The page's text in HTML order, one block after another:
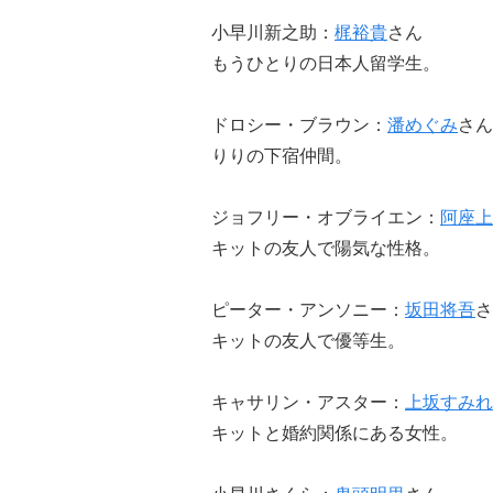
小早川新之助： 梶裕貴さん
もうひとりの日本人留学生。
ドロシー・ブラウン： 潘めぐみさん
りりの下宿仲間。
ジョフリー・オブライエン： 阿座
キットの友人で陽気な性格。
ピーター・アンソニー： 坂田将吾
キットの友人で優等生。
キャサリン・アスター： 上坂すみれ
キットと婚約関係にある女性。